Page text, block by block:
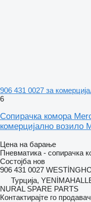
906 431 0027 за
6
Сопирачка комора
комерцијално возило
Цена на барање
Пневматика - сопирачка
Состојба нов
906 431 0027
Турција,
NURAL SPARE PARTS
Контактирајте го